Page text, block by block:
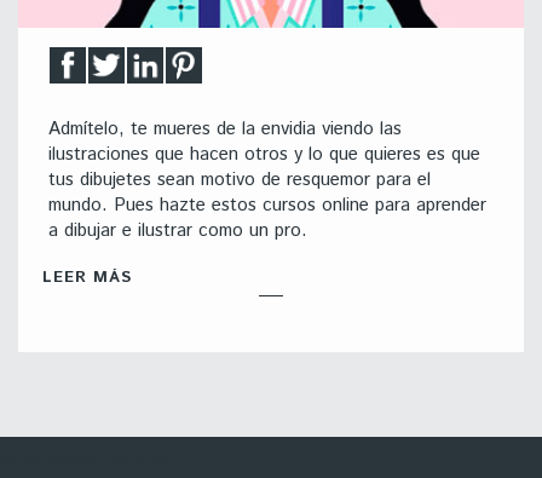
Admítelo, te mueres de la envidia viendo las
ilustraciones que hacen otros y lo que quieres es que
tus dibujetes sean motivo de resquemor para el
mundo. Pues hazte estos cursos online para aprender
a dibujar e ilustrar como un pro.
LEER MÁS